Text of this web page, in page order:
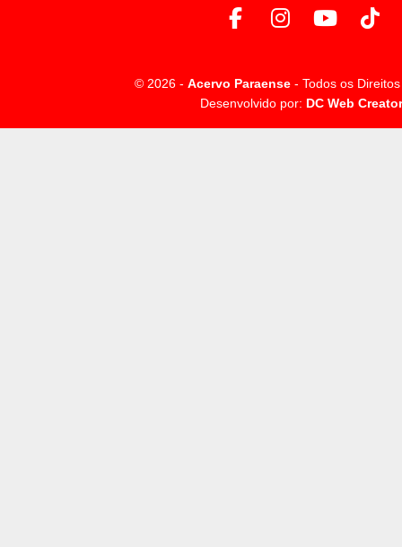
© 2026 - Acervo Paraense - Todos os
Desenvolvido por: DC Web